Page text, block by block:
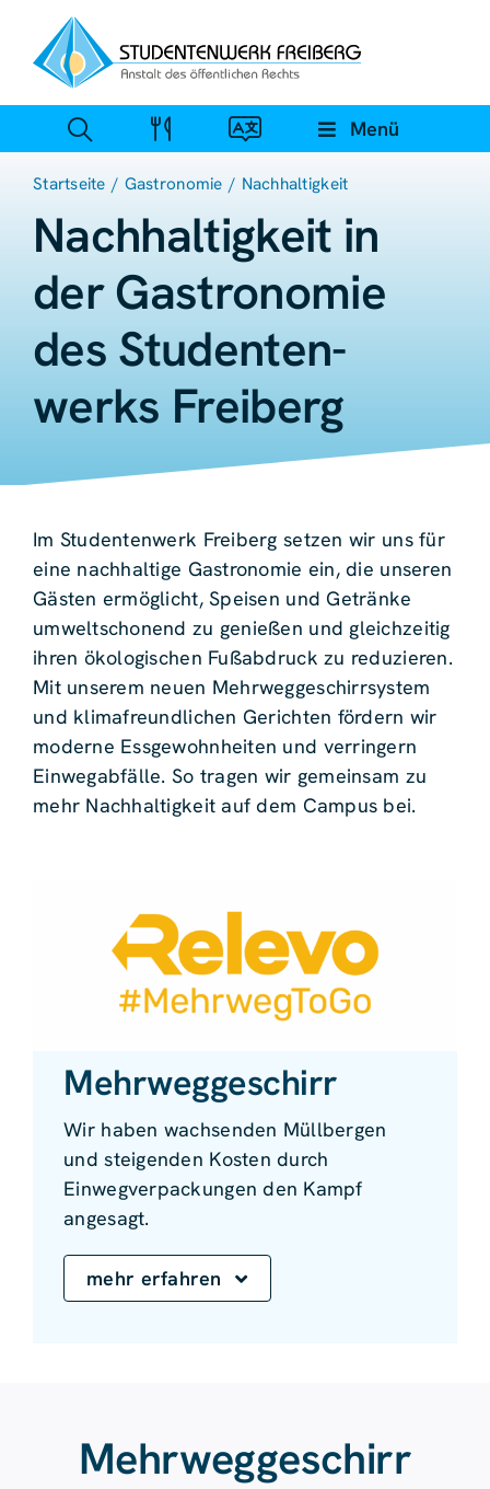
Inhalt
springen
Menü
Startseite Gastronomie Nachhaltigkeit
Nachhaltig­keit in
der Gastrono­mie
des Studenten­
werks Freiberg
Im Studentenwerk Freiberg setzen wir uns für
eine nachhaltige Gastronomie ein, die unseren
Gästen ermöglicht, Speisen und Getränke
umweltschonend zu genießen und gleichzeitig
ihren ökologischen Fußabdruck zu reduzieren.
Mit unserem neuen Mehrweggeschirrsystem
und klimafreundlichen Gerichten fördern wir
moderne Essgewohnheiten und verringern
Einwegabfälle. So tragen wir gemeinsam zu
mehr Nachhaltigkeit auf dem Campus bei.
Mehrweg­geschirr
Wir haben wachsenden Müllbergen
und steigenden Kosten durch
Einwegverpackungen den Kampf
angesagt.
mehr erfahren
Mehrweggeschirr